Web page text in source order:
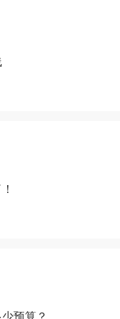
预算？